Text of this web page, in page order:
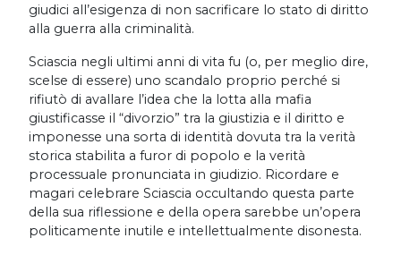
giudici all’esigenza di non sacrificare lo stato di diritto
alla guerra alla criminalità.
Sciascia negli ultimi anni di vita fu (o, per meglio dire,
scelse di essere) uno scandalo proprio perché si
rifiutò di avallare l’idea che la lotta alla mafia
giustificasse il “divorzio” tra la giustizia e il diritto e
imponesse una sorta di identità dovuta tra la verità
storica stabilita a furor di popolo e la verità
processuale pronunciata in giudizio. Ricordare e
magari celebrare Sciascia occultando questa parte
della sua riflessione e della opera sarebbe un’opera
politicamente inutile e intellettualmente disonesta.